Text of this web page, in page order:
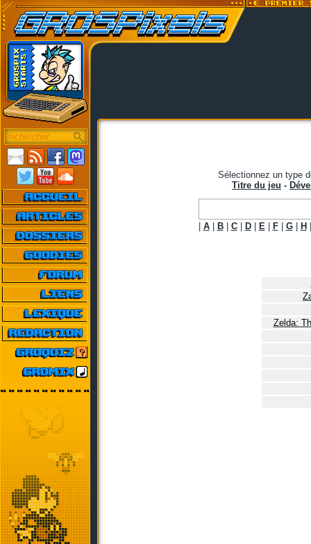
Sélectionnez un type
Titre du jeu -
A| B| C| D| E| F| G| H
Zelda: